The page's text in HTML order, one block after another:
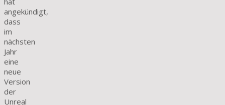
angekündigt,
dass
im
nächsten
Jahr
eine
neue
Version
der
Unreal